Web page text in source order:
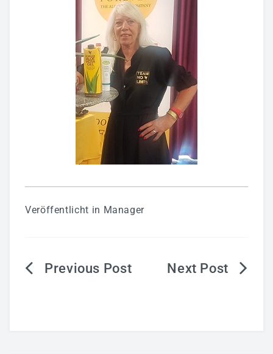
Veröffentlicht in Manager
Beitragsnavigation